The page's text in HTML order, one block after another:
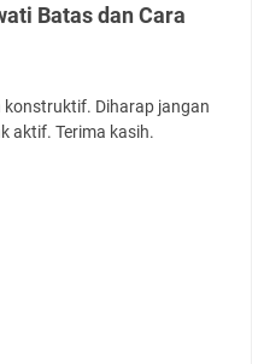
Batas dan Cara
konstruktif. Diharap jangan
aktif. Terima kasih.